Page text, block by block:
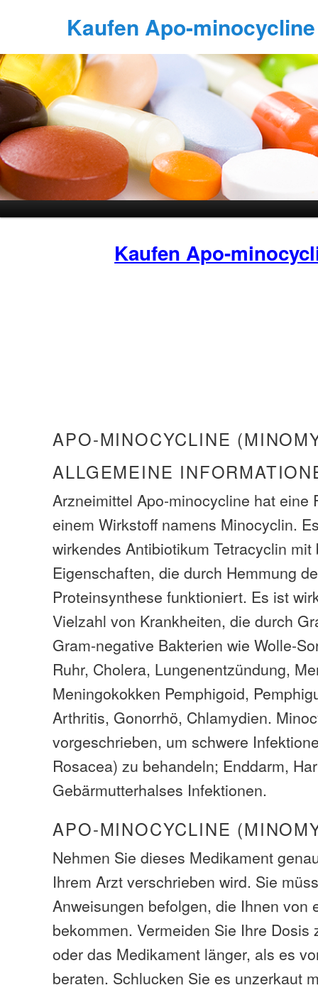
Kaufen Apo-
Kaufen Apo-
APO-MINOCYCLINE
ALLGEMEINE
Arzneimittel Apo-minocycline hat eine
einem Wirkstoff namens Minocyclin.
wirkendes Antibiotikum Tetracyclin
Eigenschaften, die durch Hemmung
Proteinsynthese funktioniert. Es ist
Vielzahl von Krankheiten, die durch
Gram-negative Bakterien wie Wolle-
Ruhr, Cholera, Lungenentzündung,
Meningokokken Pemphigoid,
Arthritis, Gonorrhö, Chlamydien.
vorgeschrieben, um schwere
Rosacea) zu behandeln; Enddarm,
Gebärmutterhalses Infektionen.
APO-MINOCYCLINE
Nehmen Sie dieses Medikament
Ihrem Arzt verschrieben wird. Sie
Anweisungen befolgen, die Ihnen von
bekommen. Vermeiden Sie Ihre Dosis
oder das Medikament länger, als es
beraten. Schlucken Sie es unzerkaut